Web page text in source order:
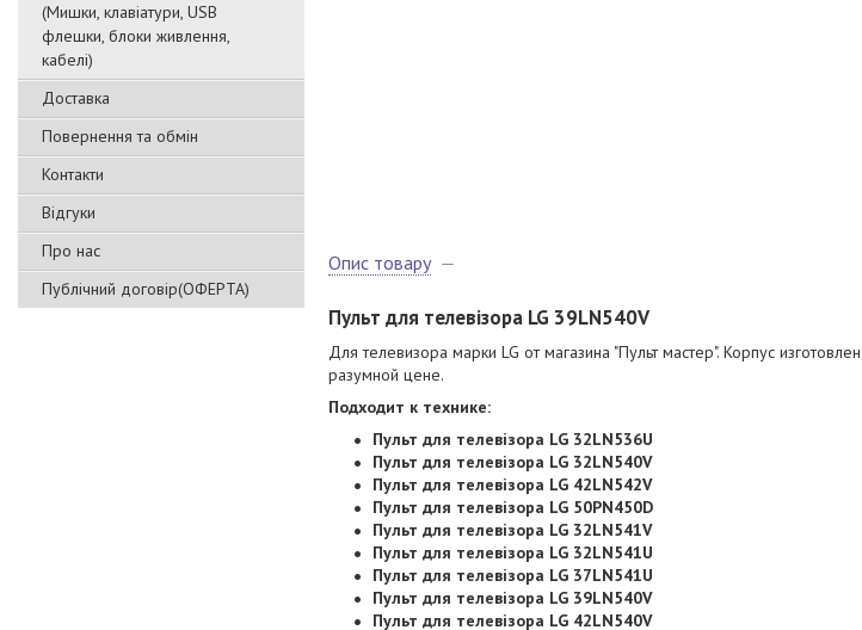
(Мишки, клавіатури, USB
флешки, блоки живлення,
кабелі)
Доставка
Повернення та обмін
Контакти
Відгуки
Про нас
Публічний договір(ОФЕРТА)
Опис товару
Пульт для телевізора LG 39LN540V
Для телевизора марки LG от магазина "Пульт мастер". Корпус
разумной цене.
Подходит к технике:
Пульт для телевізора LG 32LN536U
Пульт для телевізора LG 32LN540V
Пульт для телевізора LG 42LN542V
Пульт для телевізора LG 50PN450D
Пульт для телевізора LG 32LN541V
Пульт для телевізора LG 32LN541U
Пульт для телевізора LG 37LN541U
Пульт для телевізора LG 39LN540V
Пульт для телевізора LG 42LN540V